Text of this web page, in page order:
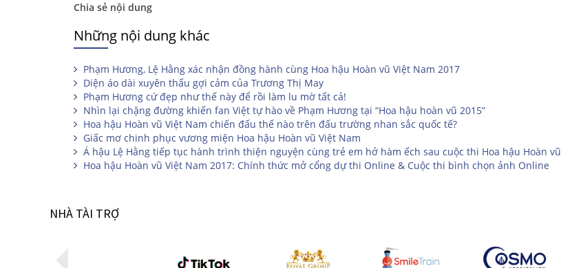
Chia sẻ nội dung
Những nội dung khác
Phạm Hương, Lệ Hằng xác nhận đồng hành cùng Hoa hậu Hoàn vũ Việt Nam 2017
Diện áo dài xuyên thấu gợi cảm của Trương Thị May
Phạm Hương cứ đẹp như thế này để rồi làm lu mờ tất cả!
Nhìn lại chặng đường khiến fan Việt tự hào về Phạm Hương tại “Hoa hậu hoàn vũ 2015”
Hoa hậu Hoàn vũ Việt Nam chiến đấu thế nào trên đấu trường nhan sắc quốc tế?
Giấc mơ chinh phục vương miện Hoa hậu Hoàn vũ Việt Nam
Á hậu Lệ Hằng tiếp tục hành trình thiện nguyện cùng trẻ em hở hàm ếch sau cuộc thi Hoa hậu Hoàn vũ
Hoa hậu Hoàn vũ Việt Nam 2017: Chính thức mở cổng dự thi Online & Cuộc thi bình chọn ảnh Online
NHÀ TÀI TRỢ